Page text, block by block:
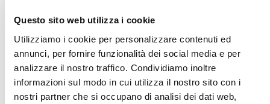
Questo sito web utilizza i cookie
Utilizziamo i cookie per personalizzare contenuti ed
annunci, per fornire funzionalità dei social media e per
analizzare il nostro traffico. Condividiamo inoltre
informazioni sul modo in cui utilizza il nostro sito con i
nostri partner che si occupano di analisi dei dati web,
secreciones sea frecuente, lo que requiere una
gestión manual o mecánicamediante técnicas
adecuadas de limpieza.
Lavados nasales: indicaciones y beneficios